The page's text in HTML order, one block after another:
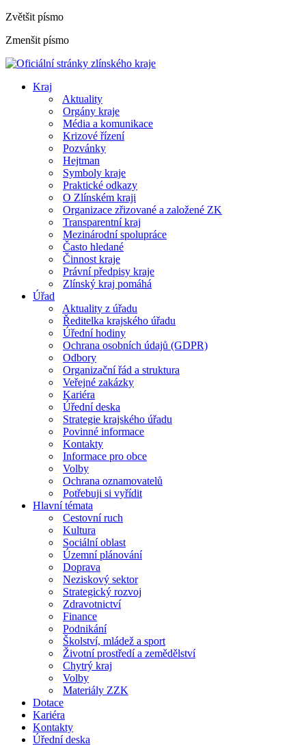
Zvětšit písmo
Zmenšit písmo
Kraj
Aktuality
Orgány kraje
Média a komunikace
Krizové řízení
Pozvánky
Hejtman
Symboly kraje
Praktické odkazy
O Zlínském kraji
Organizace zřizované a založené ZK
Transparentní kraj
Mezinárodní spolupráce
Často hledané
Činnost kraje
Právní předpisy kraje
Zlínský kraj pomáhá
Úřad
Aktuality z úřadu
Ředitelka krajského úřadu
Úřední hodiny
Ochrana osobních údajů (GDPR)
Odbory
Organizační řád a struktura
Veřejné zakázky
Kariéra
Úřední deska
Strategie krajského úřadu
Povinné informace
Kontakty
Informace pro obce
Volby
Ochrana oznamovatelů
Potřebuji si vyřídit
Hlavní témata
Cestovní ruch
Kultura
Sociální oblast
Územní plánování
Doprava
Neziskový sektor
Strategický rozvoj
Zdravotnictví
Finance
Podnikání
Školství, mládež a sport
Životní prostředí a zemědělství
Chytrý kraj
Volby
Materiály ZZK
Dotace
Kariéra
Kontakty
Úřední deska